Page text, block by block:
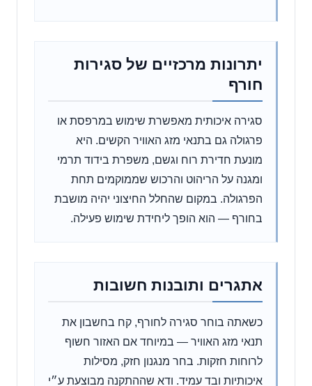
יתרונות מרכזיים של סגירות
חורף
סגירה איכותית מאפשרת שימוש במרפסת או
פרגולה גם בתנאי מזג האוויר הקשים. היא
מונעת חדירת רוח וגשם, משפרת בידוד תרמי
ומגנה על הריהוט והרכוש שממוקמים תחת
הפרגולה. במקום שהחלל החיצוני יהיה מושבת
בחורף — הוא הופך ליחידת שימוש פעילה.
אתגרים ותובנות חשובות
כשאתה בוחר סגירה לחורף, קח בחשבון את
תנאי מזג האוויר — במיוחד אם האזור חשוף
לרוחות חזקות. בחר מנגנון חזק, מסילות
איכותיות ובד עמיד. ודא שההתקנה מבוצעת ע״י